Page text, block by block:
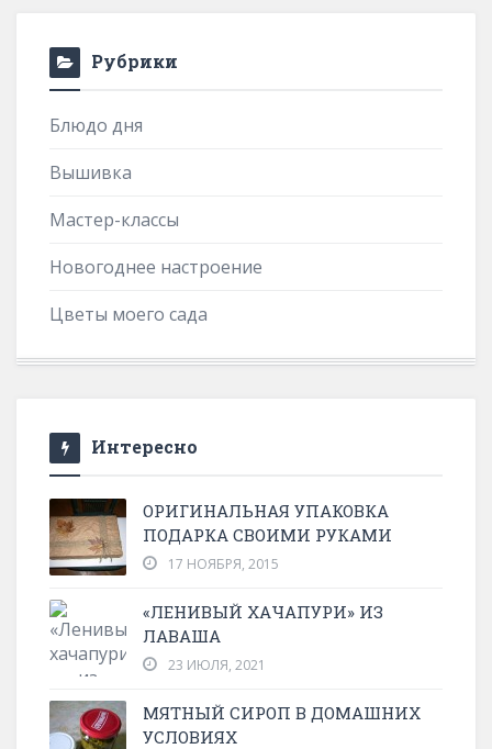
Рубрики
Блюдо дня
Вышивка
Мастер-классы
Новогоднее настроение
Цветы моего сада
Интересно
ОРИГИНАЛЬНАЯ УПАКОВКА
ПОДАРКА СВОИМИ РУКАМИ
17 НОЯБРЯ, 2015
«ЛЕНИВЫЙ ХАЧАПУРИ» ИЗ
ЛАВАША
23 ИЮЛЯ, 2021
МЯТНЫЙ СИРОП В ДОМАШНИХ
УСЛОВИЯХ